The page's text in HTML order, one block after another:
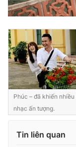
Phúc – đã khiến
nhạc ấn tượng.
Tin liên quan